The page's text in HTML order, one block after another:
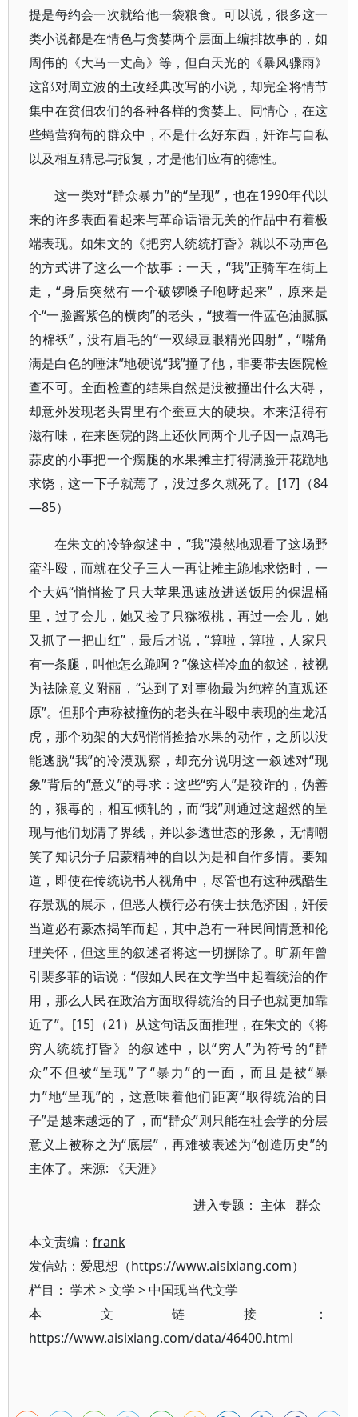
提是每约会一次就给他一袋粮食。可以说，很多这一
类小说都是在情色与贪婪两个层面上编排故事的，如
周伟的《大马一丈高》等，但白天光的《暴风骤雨》
这部对周立波的土改经典改写的小说，却完全将情节
集中在贫佃农们的各种各样的贪婪上。同情心，在这
些蝇营狗苟的群众中，不是什么好东西，奸诈与自私
以及相互猜忌与报复，才是他们应有的德性。
这一类对“群众暴力”的“呈现”，也在1990年代以
来的许多表面看起来与革命话语无关的作品中有着极
端表现。如朱文的《把穷人统统打昏》就以不动声色
的方式讲了这么一个故事：一天，“我”正骑车在街上
走，“身后突然有一个破锣嗓子咆哮起来”，原来是
个“一脸酱紫色的横肉”的老头，“披着一件蓝色油腻腻
的棉袄”，没有眉毛的“一双绿豆眼精光四射”，“嘴角
满是白色的唾沫”地硬说“我”撞了他，非要带去医院检
查不可。全面检查的结果自然是没被撞出什么大碍，
却意外发现老头胃里有个蚕豆大的硬块。本来活得有
滋有味，在来医院的路上还伙同两个儿子因一点鸡毛
蒜皮的小事把一个瘸腿的水果摊主打得满脸开花跪地
求饶，这一下子就蔫了，没过多久就死了。[17]（84
—85）
在朱文的冷静叙述中，“我”漠然地观看了这场野
蛮斗殴，而就在父子三人一再让摊主跪地求饶时，一
个大妈“悄悄捡了只大苹果迅速放进送饭用的保温桶
里，过了会儿，她又捡了只猕猴桃，再过一会儿，她
又抓了一把山红”，最后才说，“算啦，算啦，人家只
有一条腿，叫他怎么跪啊？”像这样冷血的叙述，被视
为祛除意义附丽，“达到了对事物最为纯粹的直观还
原”。但那个声称被撞伤的老头在斗殴中表现的生龙活
虎，那个劝架的大妈悄悄捡拾水果的动作，之所以没
能逃脱“我”的冷漠观察，却充分说明这一叙述对“现
象”背后的“意义”的寻求：这些“穷人”是狡诈的，伪善
的，狠毒的，相互倾轧的，而“我”则通过这超然的呈
现与他们划清了界线，并以参透世态的形象，无情嘲
笑了知识分子启蒙精神的自以为是和自作多情。要知
道，即使在传统说书人视角中，尽管也有这种残酷生
存景观的展示，但恶人横行必有侠士扶危济困，奸佞
当道必有豪杰揭竿而起，其中总有一种民间情意和伦
理关怀，但这里的叙述者将这一切摒除了。旷新年曾
引裴多菲的话说：“假如人民在文学当中起着统治的作
用，那么人民在政治方面取得统治的日子也就更加靠
近了”。[15]（21）从这句话反面推理，在朱文的《将
穷人统统打昏》的叙述中，以“穷人”为符号的“群
众”不但被“呈现”了“暴力”的一面，而且是被“暴
力”地“呈现”的，这意味着他们距离“取得统治的日
子”是越来越远的了，而“群众”则只能在社会学的分层
意义上被称之为“底层”，再难被表述为“创造历史”的
主体了。来源: 《天涯》
进入专题： 主体 群众
本文责编： frank
发信站：爱思想（https://www.aisixiang.com）
栏目： 学术>文学 >中国现当代文学
本文链接：
https://www.aisixiang.com/data/46400.html